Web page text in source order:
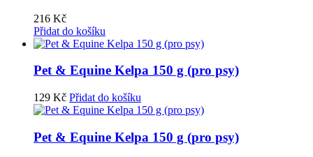
216 Kč
Přidat do košíku
Pet & Equine Kelpa 150 g (pro psy)
129 Kč Přidat do košíku
Pet & Equine Kelpa 150 g (pro psy)